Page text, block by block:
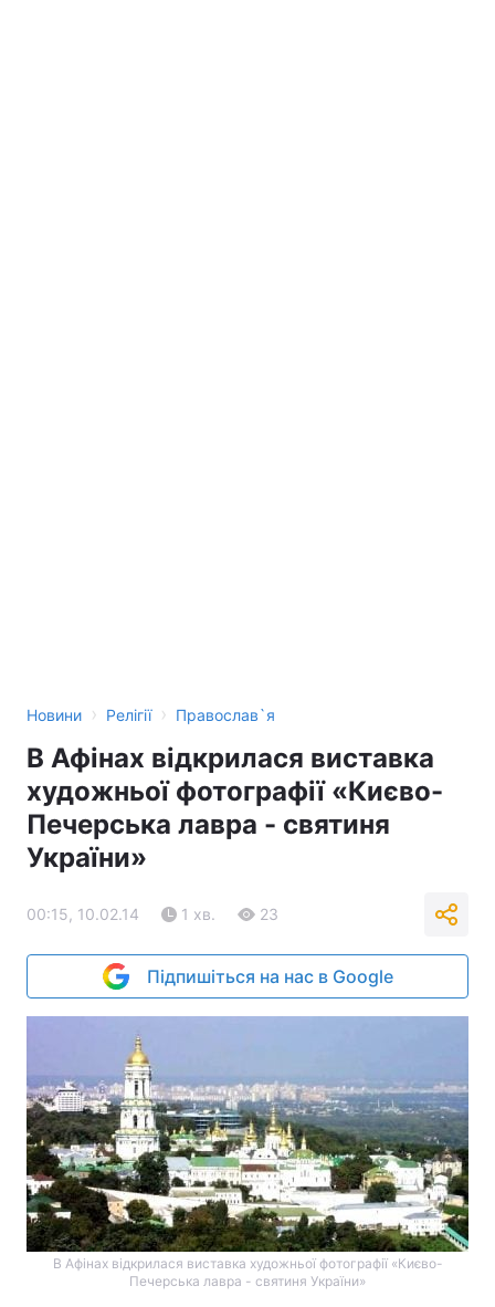
Новини › Релігії › Православ`я
В Афінах відкрилася виставка
художньої фотографії «Києво-
Печерська лавра - святиня
України»
00:15, 10.02.14 1 хв. 23
Підпишіться на нас в Google
В Афінах відкрилася виставка художньої фотографії «Києво-
Печерська лавра - святиня України»